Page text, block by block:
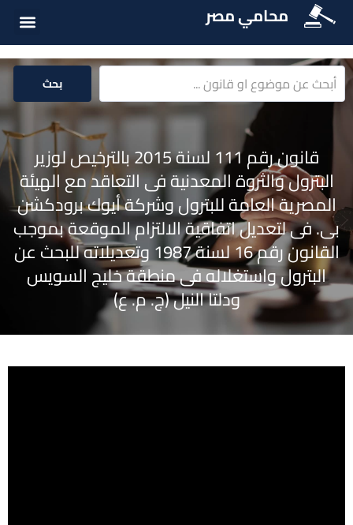
محامي مصر
بحث
قانون رقم 111 لسنة 2015 بالترخيص لوزير
البترول والثروة المعدنية فى التعاقد مع الهيئة
المصرية العامة للبترول وشركة أيوك برودكشن
بى. فى لتعديل اتفاقية الالتزام الموقعة بموجب
القانون رقم 16 لسنة 1987 وتعديلاته للبحث عن
البترول واستغلاله فى منطقة خليج السويس
ودلتا النيل (ج. م. ع)